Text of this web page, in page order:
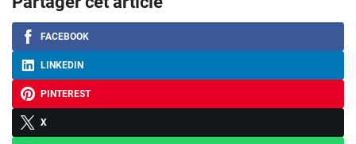
FACEBOOK
LINKEDIN
PINTEREST
X